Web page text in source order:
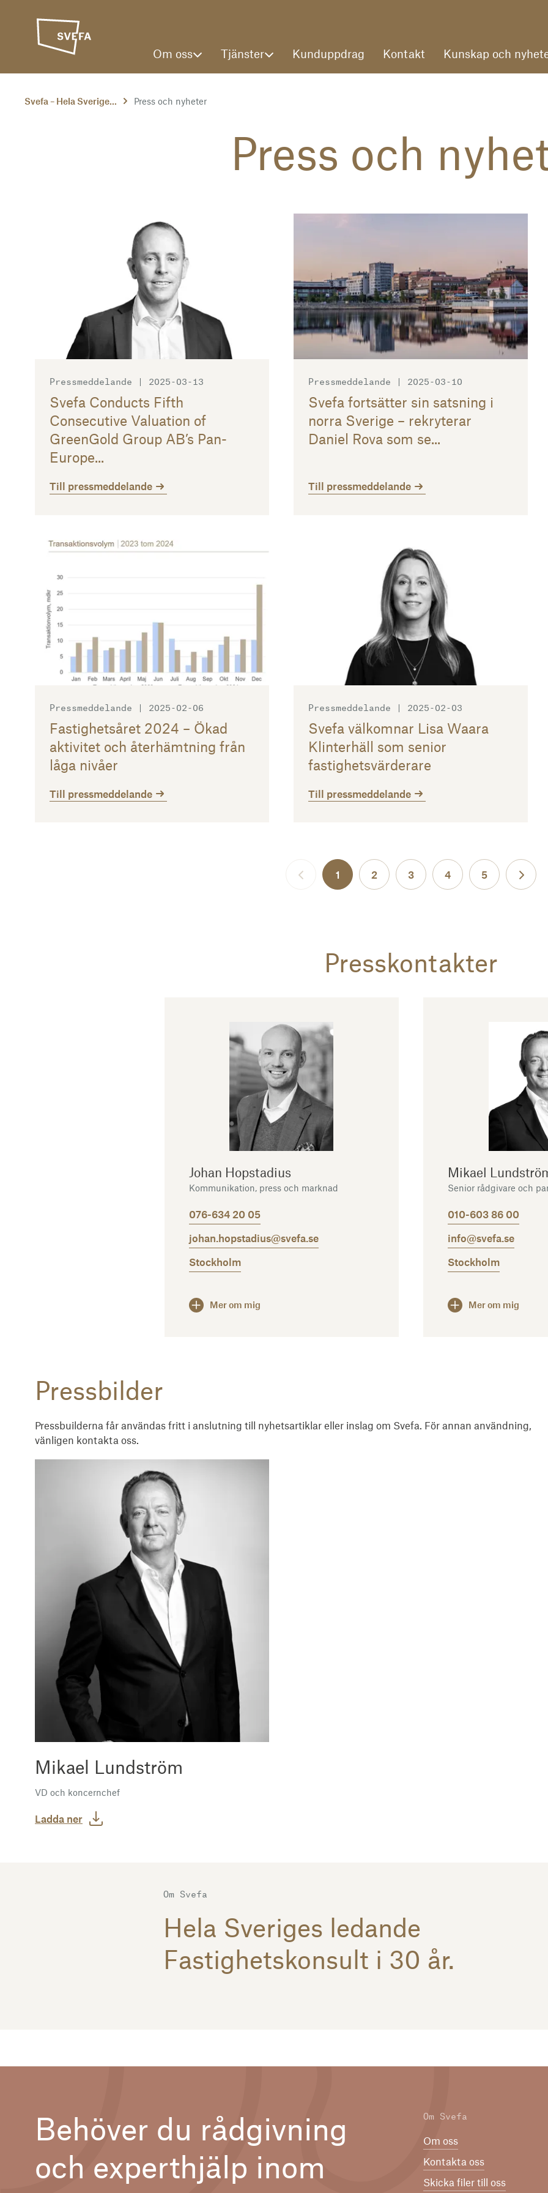
Om oss Tjänster Kunduppdrag Kontakt Kunskap och
Svefa – Hela Sverige... Press och nyheter
Press och
Pressmeddelande | 2025-03-13
Svefa Conducts Fifth
Consecutive Valuation of
GreenGold Group AB’s Pan-
Europe...
Till pressmeddelande
Pressmeddelande | 2025-03-10
Svefa fortsätter sin satsning i
norra Sverige – rekryterar
Daniel Rova som se...
Till pressmeddelande
Pressmeddelande | 2025-02-06
Fastighetsåret 2024 – Ökad
aktivitet och återhämtning från
låga nivåer
Till pressmeddelande
Till pressmeddelande
Pressmeddelande | 2025-02-03
Svefa välkomnar Lisa Waara
Klinterhäll som senior
fastighetsvärderare
Till pressmeddelande
1 2 3 4 5
Presskontakter
Johan Hopstadius
Kommunikation, press och marknad
076-634 20 05
johan.hopstadius@svefa.se
Stockholm
Mer om mig
Mikael
Senior rådgivare och
010-603 86 00
info@svefa.se
Stockholm
Mer om mig
Pressbilder
Pressbuilderna får användas fritt i anslutning till nyhetsartiklar eller inslag om Svefa. För annan användning,
vänligen kontakta oss.
Mikael Lundström
VD och koncernchef
Ladda ner
Om Svefa
Hela Sveriges ledande
Fastighetskonsult i 30 år.
Behöver du rådgivning
och experthjälp inom
Om Svefa
Om oss
Kontakta oss
Skicka filer till oss